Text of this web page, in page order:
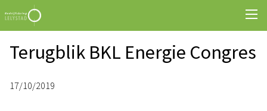
Terugblik BKL Energie Congres
17/10/2019